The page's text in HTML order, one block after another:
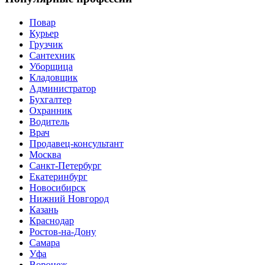
Повар
Курьер
Грузчик
Сантехник
Уборщица
Кладовщик
Администратор
Бухгалтер
Охранник
Водитель
Врач
Продавец-консультант
Москва
Санкт-Петербург
Екатеринбург
Новосибирск
Нижний Новгород
Казань
Краснодар
Ростов-на-Дону
Самара
Уфа